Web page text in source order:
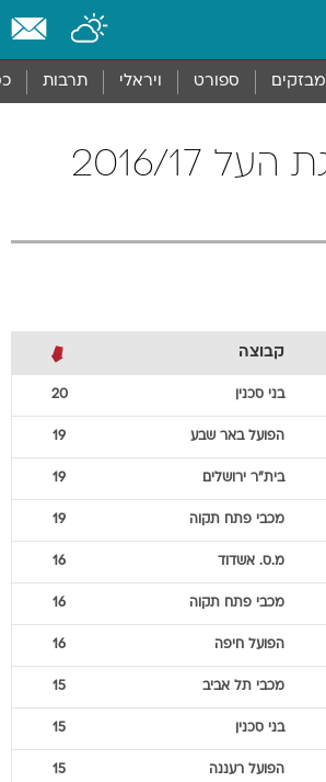
מבזקים ספורט ויראלי תרבות
כדורגל ליגת העל 2016/17
קבוצה
בני סכנין 20
הפועל באר שבע 19
בית"ר ירושלים 19
מכבי פתח תקוה 19
מ.ס. אשדוד 16
מכבי פתח תקוה 16
הפועל חיפה 16
מכבי תל אביב 15
בני סכנין 15
הפועל רעננה 15